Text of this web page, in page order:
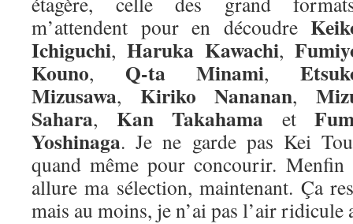
m’attendent pour en découdre
Ichiguchi, Haruka Kawachi,
Kouno, Q-ta Minami,
Mizusawa, Kiriko Nananan,
Sahara, Kan Takahama et
Yoshinaga. Je ne garde pas Kei
quand même pour concourir.
allure ma sélection, maintenant. Ça
mais au moins, je n’ai pas l’air ridicule